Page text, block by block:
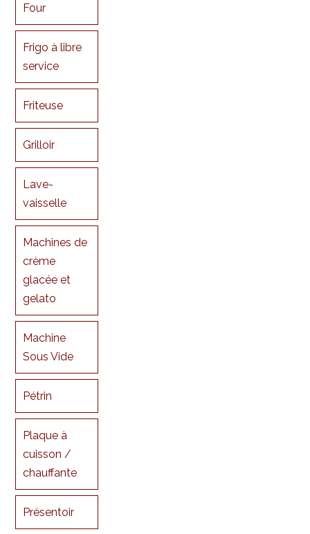
Four
Frigo à libre
service
Friteuse
Grilloir
Lave-
vaisselle
Machines de
crème
glacée et
gelato
Machine
Sous Vide
Pétrin
Plaque à
cuisson /
chauffante
Présentoir